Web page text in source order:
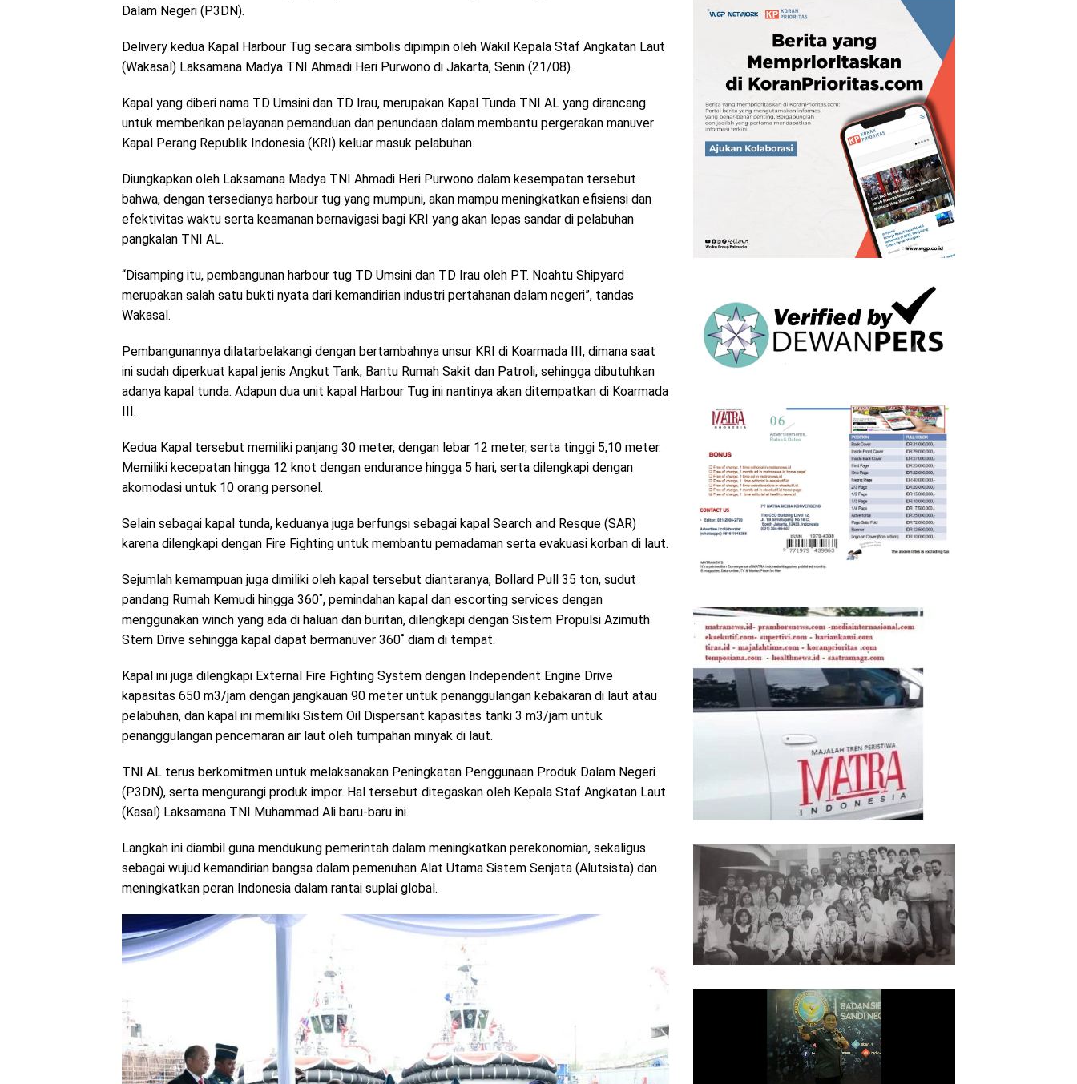
Dalam Negeri (P3DN).
Delivery kedua Kapal Harbour Tug secara simbolis dipimpin oleh Wakil Kepala Staf Angkatan Laut
(Wakasal) Laksamana Madya TNI Ahmadi Heri Purwono di Jakarta, Senin (21/08).
Kapal yang diberi nama TD Umsini dan TD Irau, merupakan Kapal Tunda TNI AL yang dirancang
untuk memberikan pelayanan pemanduan dan penundaan dalam membantu pergerakan manuver
Kapal Perang Republik Indonesia (KRI) keluar masuk pelabuhan.
Diungkapkan oleh Laksamana Madya TNI Ahmadi Heri Purwono dalam kesempatan tersebut
bahwa, dengan tersedianya harbour tug yang mumpuni, akan mampu meningkatkan efisiensi dan
efektivitas waktu serta keamanan bernavigasi bagi KRI yang akan lepas sandar di pelabuhan
pangkalan TNI AL.
“Disamping itu, pembangunan harbour tug TD Umsini dan TD Irau oleh PT. Noahtu Shipyard
merupakan salah satu bukti nyata dari kemandirian industri pertahanan dalam negeri”, tandas
Wakasal.
Pembangunannya dilatarbelakangi dengan bertambahnya unsur KRI di Koarmada III, dimana saat
ini sudah diperkuat kapal jenis Angkut Tank, Bantu Rumah Sakit dan Patroli, sehingga dibutuhkan
adanya kapal tunda. Adapun dua unit kapal Harbour Tug ini nantinya akan ditempatkan di Koarmada
III.
Kedua Kapal tersebut memiliki panjang 30 meter, dengan lebar 12 meter, serta tinggi 5,10 meter.
Memiliki kecepatan hingga 12 knot dengan endurance hingga 5 hari, serta dilengkapi dengan
akomodasi untuk 10 orang personel.
Selain sebagai kapal tunda, keduanya juga berfungsi sebagai kapal Search and Resque (SAR)
karena dilengkapi dengan Fire Fighting untuk membantu pemadaman serta evakuasi korban di laut.
Sejumlah kemampuan juga dimiliki oleh kapal tersebut diantaranya, Bollard Pull 35 ton, sudut
pandang Rumah Kemudi hingga 360˚, pemindahan kapal dan escorting services dengan
menggunakan winch yang ada di haluan dan buritan, dilengkapi dengan Sistem Propulsi Azimuth
Stern Drive sehingga kapal dapat bermanuver 360˚ diam di tempat.
Kapal ini juga dilengkapi External Fire Fighting System dengan Independent Engine Drive
kapasitas 650 m3/jam dengan jangkauan 90 meter untuk penanggulangan kebakaran di laut atau
pelabuhan, dan kapal ini memiliki Sistem Oil Dispersant kapasitas tanki 3 m3/jam untuk
penanggulangan pencemaran air laut oleh tumpahan minyak di laut.
TNI AL terus berkomitmen untuk melaksanakan Peningkatan Penggunaan Produk Dalam Negeri
(P3DN), serta mengurangi produk impor. Hal tersebut ditegaskan oleh Kepala Staf Angkatan Laut
(Kasal) Laksamana TNI Muhammad Ali baru-baru ini.
Langkah ini diambil guna mendukung pemerintah dalam meningkatkan perekonomian, sekaligus
sebagai wujud kemandirian bangsa dalam pemenuhan Alat Utama Sistem Senjata (Alutsista) dan
meningkatkan peran Indonesia dalam rantai suplai global.